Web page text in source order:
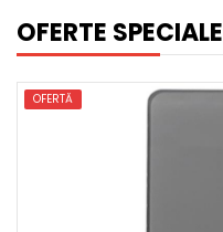
OFERTE SPECIALE